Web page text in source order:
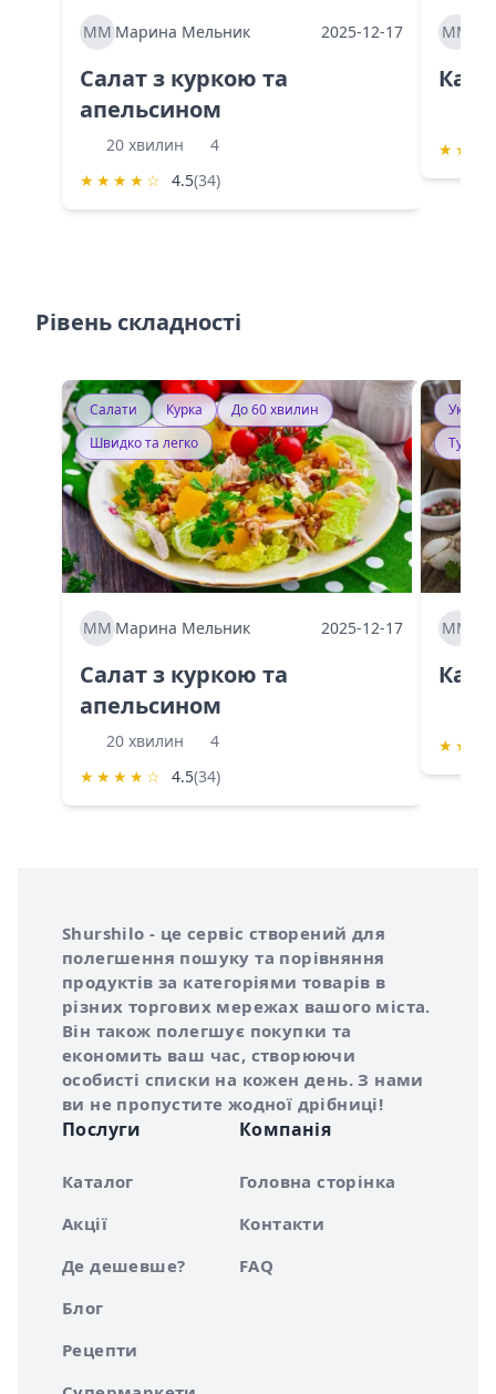
ММ Марина Мельник 2025-12-17
Салат з куркою та
апельсином
20 хвилин
4
★ ★ ★ ★ ☆ 4.5(34)
ММ
★ ★
Рівень складності
Салати Курка
До 60 хвилин
Швидко та легко
ММ Марина Мельник 2025-12-17
Салат з куркою та
апельсином
20 хвилин
4
★ ★ ★ ★ ☆ 4.5(34)
ММ
★ ★
Про сервіс Shurshilo
Shurshilo - це сервіс створений для
полегшення пошуку та порівняння
продуктів за категоріями товарів в
різних торгових мережах вашого міста.
Він також полегшує покупки та
економить ваш час, створюючи
особисті списки на кожен день. З нами
ви не пропустите жодної дрібниці!
Послуги
Каталог
Акції
Де дешевше?
Блог
Рецепти
Компанія
Головна сторінка
Контакти
FAQ